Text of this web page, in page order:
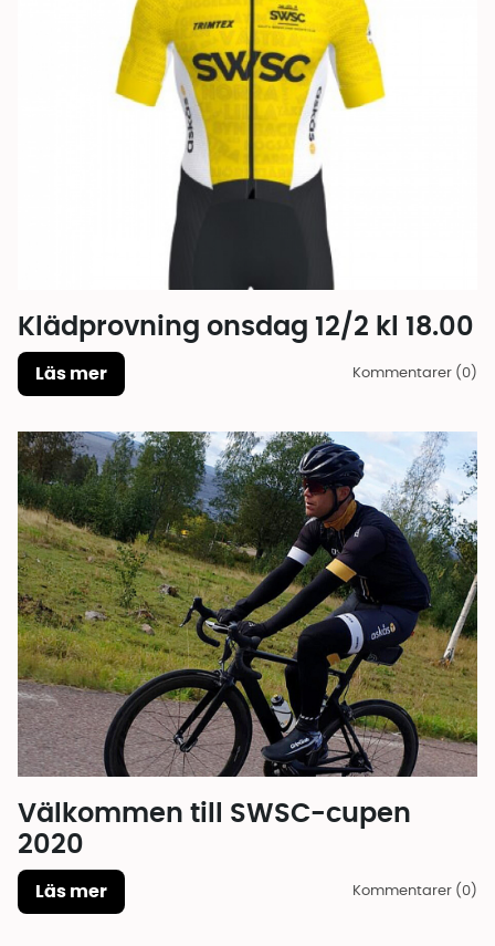
Klädprovning onsdag 12/2 kl 18.00
Läs mer Kommentarer (0)
Välkommen till SWSC-cupen
2020
Läs mer Kommentarer (0)